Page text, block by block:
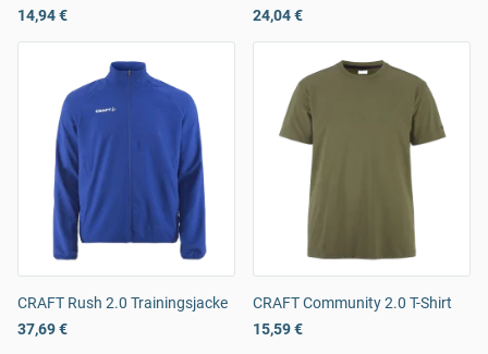
14,94 €
24,04 €
CRAFT Rush 2.0 Trainingsjacke
37,69 €
CRAFT Community 2.0 T-Shirt
15,59 €